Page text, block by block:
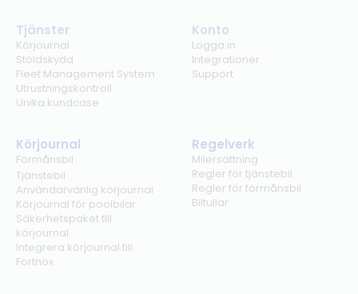
Tjänster
Körjournal
Stöldskydd
Fleet Management System
Utrustningskontroll
Unika kundcase
Konto
Logga in
Integrationer
Support
Körjournal
Förmånsbil
Tjänstebil
Användarvänlig körjournal
Körjournal för poolbilar
Säkerhetspaket till
körjournal
Integrera körjournal till
Fortnox
Regelverk
Milersättning
Regler för tjänstebil
Regler för förmånsbil
Biltullar